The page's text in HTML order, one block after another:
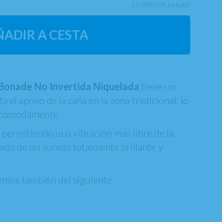
21.00% IVA incluido
A CESTA
No Invertida Niquelada tiene un
el apoyo de la caña en la zona tradicional; lo
una vibración más libre de la
de un sonido totalmente brillante y
también del siguiente